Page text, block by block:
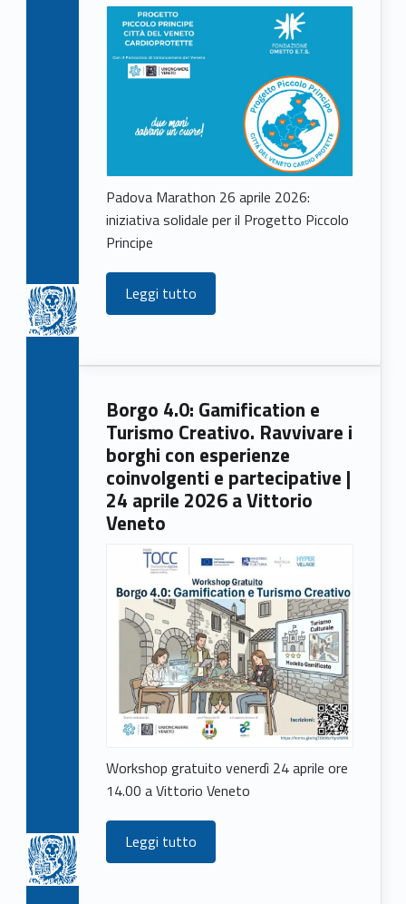
Padova Marathon 26 aprile 2026:
iniziativa solidale per il Progetto Piccolo
Principe
Leggi tutto
Borgo 4.0: Gamification e
Turismo Creativo. Ravvivare i
borghi con esperienze
coinvolgenti e partecipative |
24 aprile 2026 a Vittorio
Veneto
Workshop gratuito venerdì 24 aprile ore
14.00 a Vittorio Veneto
Leggi tutto